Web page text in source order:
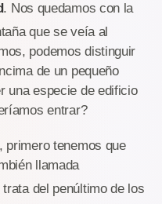
. Nos quedamos con la
que se veía al
podemos distinguir
de un pequeño
una especie de edificio
entrar?
primero tenemos que
llamada
trata del penúltimo de los